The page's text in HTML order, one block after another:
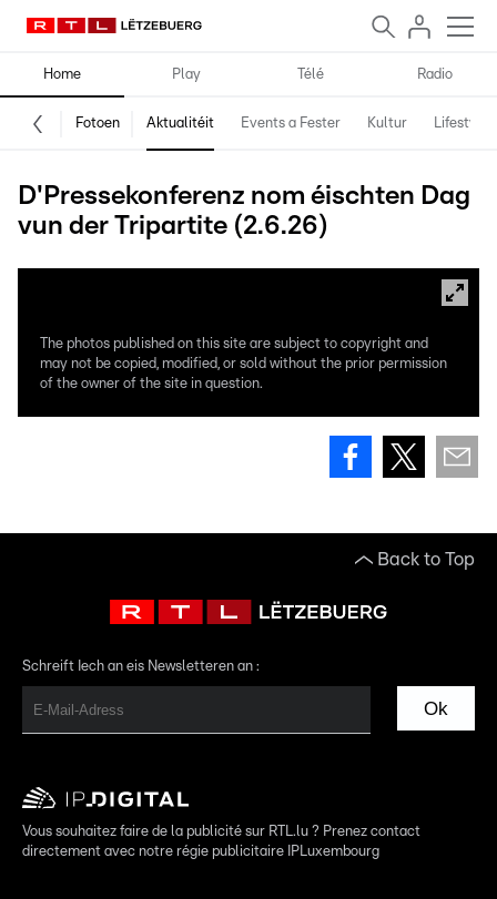
Home Play Télé Radio
Fotoen Aktualitéit Events a Fester Kultur Lifestyle
D'Pressekonferenz nom éischten Dag
vun der Tripartite (2.6.26)
The photos published on this site are subject to copyright and
may not be copied, modified, or sold without the prior permission
of the owner of the site in question.
Back to Top
Schreift Iech an eis Newsletteren an :
Ok
Vous souhaitez faire de la publicité sur RTL.lu ? Prenez contact
directement avec notre régie publicitaire IPLuxembourg